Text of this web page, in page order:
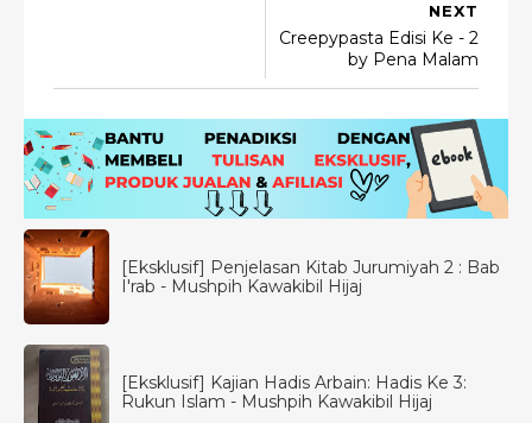
NEXT
Creepypasta Edisi Ke - 2
by Pena Malam
[Eksklusif] Penjelasan Kitab Jurumiyah 2 : Bab
I'rab - Mushpih Kawakibil Hijaj
[Eksklusif] Kajian Hadis Arbain: Hadis Ke 3:
Rukun Islam - Mushpih Kawakibil Hijaj